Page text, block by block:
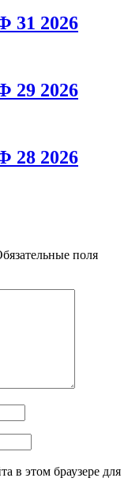
31 2026
29 2026
28 2026
поля
в этом браузере для